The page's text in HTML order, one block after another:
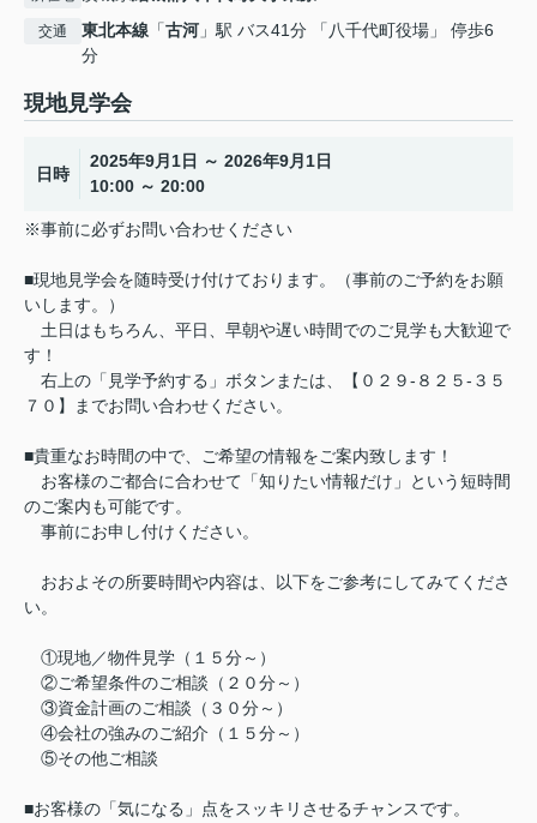
交通 東北本線 「古河 」駅 バス41分 「八千代町役場」 停歩6
分
現地見学会
日時
2025年9月1日 ～ 2026年9月1日
10:00 ～ 20:00
※事前に必ずお問い合わせください
■現地見学会を随時受け付けております。（事前のご予約をお願
いします。）
土日はもちろん、平日、早朝や遅い時間でのご見学も大歓迎で
す！
右上の「見学予約する」ボタンまたは、【０２９-８２５-３５
７０】までお問い合わせください。
■貴重なお時間の中で、ご希望の情報をご案内致します！
お客様のご都合に合わせて「知りたい情報だけ」という短時間
のご案内も可能です。
事前にお申し付けください。
おおよその所要時間や内容は、以下をご参考にしてみてくださ
い。
①現地／物件見学（１５分～）
②ご希望条件のご相談（２０分～）
③資金計画のご相談（３０分～）
④会社の強みのご紹介（１５分～）
⑤その他ご相談
■お客様の「気になる」点をスッキリさせるチャンスです。